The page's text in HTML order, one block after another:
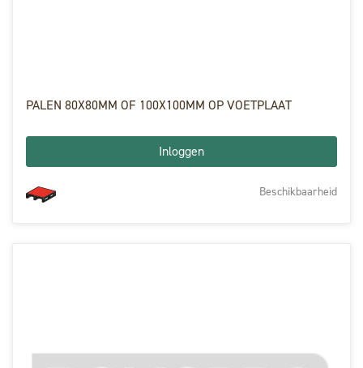
PALEN 80X80MM OF 100X100MM OP VOETPLAAT
Inloggen
Beschikbaarheid